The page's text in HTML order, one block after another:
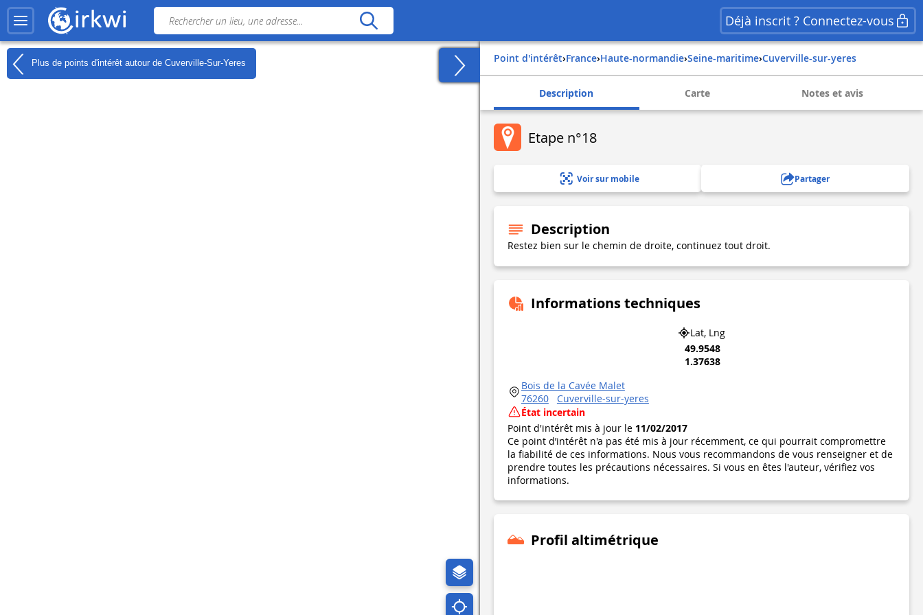
Déjà inscrit ? Connectez-vous
Plus de points d'intérêt autour de Cuverville-Sur-Yeres Point d'intérêt› france› haute-normandie› seine-maritime› cuverville-sur-yeres
Description Carte Notes et avis
Etape n°18
Voir sur mobile Partager
Description
Restez bien sur le chemin de droite, continuez tout droit.
Informations techniques
Lat, Lng
49.9548
1.37638
Bois de la Cavée Malet
76260
Cuverville-sur-yeres
État incertain
Point d'intérêt mis à jour le 11/02/2017
Ce point d’intérêt n'a pas été mis à jour récemment, ce qui pourrait compromettre
la fiabilité de ces informations. Nous vous recommandons de vous renseigner et de
prendre toutes les précautions nécessaires. Si vous en êtes l'auteur, vérifiez vos
informations.
Profil altimétrique